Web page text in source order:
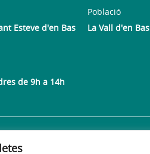
Esteve d'en Bas
Població
La Vall d'en Bas
de 9h a 14h